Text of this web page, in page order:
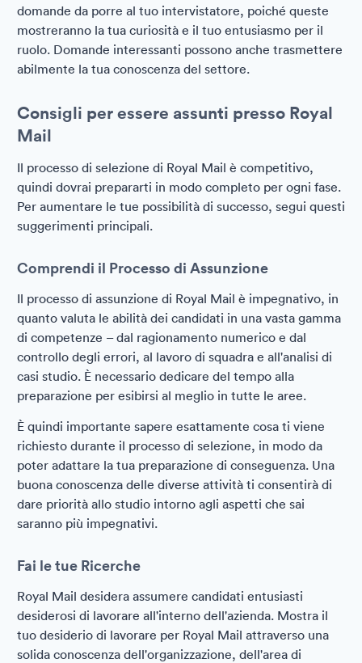
domande da porre al tuo intervistatore, poiché queste
mostreranno la tua curiosità e il tuo entusiasmo per il
ruolo. Domande interessanti possono anche trasmettere
abilmente la tua conoscenza del settore.
Consigli per essere assunti presso Royal
Mail
Il processo di selezione di Royal Mail è competitivo,
quindi dovrai prepararti in modo completo per ogni fase.
Per aumentare le tue possibilità di successo, segui questi
suggerimenti principali.
Comprendi il Processo di Assunzione
Il processo di assunzione di Royal Mail è impegnativo, in
quanto valuta le abilità dei candidati in una vasta gamma
di competenze – dal ragionamento numerico e dal
controllo degli errori, al lavoro di squadra e all'analisi di
casi studio. È necessario dedicare del tempo alla
preparazione per esibirsi al meglio in tutte le aree.
È quindi importante sapere esattamente cosa ti viene
richiesto durante il processo di selezione, in modo da
poter adattare la tua preparazione di conseguenza. Una
buona conoscenza delle diverse attività ti consentirà di
dare priorità allo studio intorno agli aspetti che sai
saranno più impegnativi.
Fai le tue Ricerche
Royal Mail desidera assumere candidati entusiasti
desiderosi di lavorare all'interno dell'azienda. Mostra il
tuo desiderio di lavorare per Royal Mail attraverso una
solida conoscenza dell'organizzazione, dell'area di